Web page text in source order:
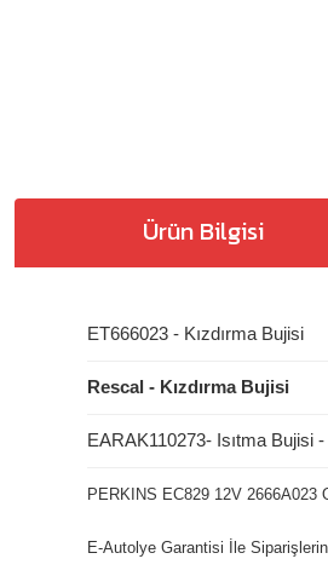
Ürün Bilgisi
ET666023 - Kızdırma Bujisi
Rescal - Kızdırma Bujisi
EARAK110273- Isıtma Bujisi
PERKINS EC829 12V 2666A023
E-Autolye Garantisi İle